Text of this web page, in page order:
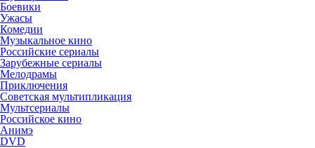
Боевики
Ужасы
Комедии
Музыкальное кино
Российские сериалы
Зарубежные сериалы
Мелодрамы
Приключения
Советская мультипликация
Мультсериалы
Российское кино
Анимэ
DVD